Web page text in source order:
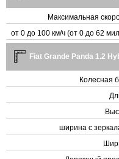
Максимальная
от 0 до 100 км/ч (от 0 до 62
Fiat Grande Panda 1.2
Колесная
ширина с